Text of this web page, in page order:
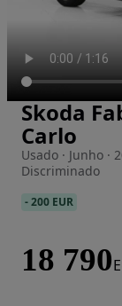
Imagem 1 de 28
Skoda
Carlo
Usado · Junho ·
Discriminado
-200 EUR
18 790